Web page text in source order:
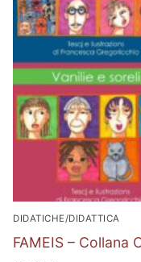
DIDATICHE/DIDATTICA
FAMEIS – Collana